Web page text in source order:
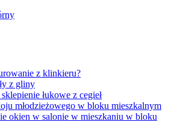
z klinkieru?
z gliny
łukowe z cegieł
młodzieżowego w bloku mieszkalnym
okien w salonie w mieszkaniu w bloku